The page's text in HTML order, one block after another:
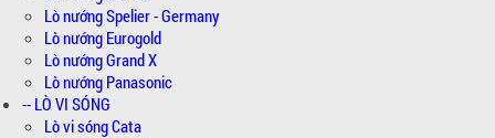
Lò nướng Spelier - Germany
Lò nướng Eurogold
Lò nướng Grand X
Lò nướng Panasonic
-- LÒ VI SÓNG
Lò vi sóng Cata